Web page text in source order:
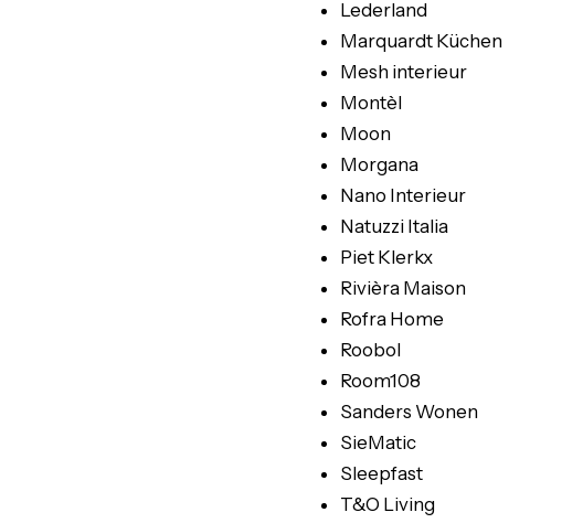
Lederland
Marquardt Küchen
Mesh interieur
Montèl
Moon
Morgana
Nano Interieur
Natuzzi Italia
Piet Klerkx
Rivièra Maison
Rofra Home
Roobol
Room108
Sanders Wonen
SieMatic
Sleepfast
T&O Living